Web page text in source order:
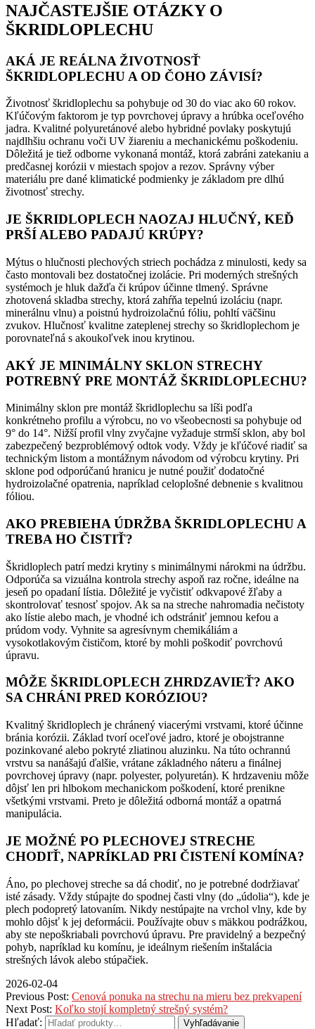
NAJČASTEJŠIE OTÁZKY O
ŠKRIDLOPLECHU
AKÁ JE REÁLNA ŽIVOTNOSŤ
ŠKRIDLOPLECHU A OD ČOHO ZÁVISÍ?
Životnosť škridloplechu sa pohybuje od 30 do viac ako 60 rokov.
Kľúčovým faktorom je typ povrchovej úpravy a hrúbka oceľového
jadra. Kvalitné polyuretánové alebo hybridné povlaky poskytujú
najdlhšiu ochranu voči UV žiareniu a mechanickému poškodeniu.
Dôležitá je tiež odborne vykonaná montáž, ktorá zabráni zatekaniu a
predčasnej korózii v miestach spojov a rezov. Správny výber
materiálu pre dané klimatické podmienky je základom pre dlhú
životnosť strechy.
JE ŠKRIDLOPLECH NAOZAJ HLUČNÝ, KEĎ
PRŠÍ ALEBO PADAJÚ KRÚPY?
Mýtus o hlučnosti plechových striech pochádza z minulosti, kedy sa
často montovali bez dostatočnej izolácie. Pri moderných strešných
systémoch je hluk dažďa či krúpov účinne tlmený. Správne
zhotovená skladba strechy, ktorá zahŕňa tepelnú izoláciu (napr.
minerálnu vlnu) a poistnú hydroizolačnú fóliu, pohltí väčšinu
zvukov. Hlučnosť kvalitne zateplenej strechy so škridloplechom je
porovnateľná s akoukoľvek inou krytinou.
AKÝ JE MINIMÁLNY SKLON STRECHY
POTREBNÝ PRE MONTÁŽ ŠKRIDLOPLECHU?
Minimálny sklon pre montáž škridloplechu sa líši podľa
konkrétneho profilu a výrobcu, no vo všeobecnosti sa pohybuje od
9° do 14°. Nižší profil vlny zvyčajne vyžaduje strmší sklon, aby bol
zabezpečený bezproblémový odtok vody. Vždy je kľúčové riadiť sa
technickým listom a montážnym návodom od výrobcu krytiny. Pri
sklone pod odporúčanú hranicu je nutné použiť dodatočné
hydroizolačné opatrenia, napríklad celoplošné debnenie s kvalitnou
fóliou.
AKO PREBIEHA ÚDRŽBA ŠKRIDLOPLECHU A
TREBA HO ČISTIŤ?
Škridloplech patrí medzi krytiny s minimálnymi nárokmi na údržbu.
Odporúča sa vizuálna kontrola strechy aspoň raz ročne, ideálne na
jeseň po opadaní lístia. Dôležité je vyčistiť odkvapové žľaby a
skontrolovať tesnosť spojov. Ak sa na streche nahromadia nečistoty
ako lístie alebo mach, je vhodné ich odstrániť jemnou kefou a
prúdom vody. Vyhnite sa agresívnym chemikáliám a
vysokotlakovým čističom, ktoré by mohli poškodiť povrchovú
úpravu.
MÔŽE ŠKRIDLOPLECH ZHRDZAVIEŤ? AKO
SA CHRÁNI PRED KORÓZIOU?
Kvalitný škridloplech je chránený viacerými vrstvami, ktoré účinne
bránia korózii. Základ tvorí oceľové jadro, ktoré je obojstranne
pozinkované alebo pokryté zliatinou aluzinku. Na túto ochrannú
vrstvu sa nanášajú ďalšie, vrátane základného náteru a finálnej
povrchovej úpravy (napr. polyester, polyuretán). K hrdzaveniu môže
dôjsť len pri hlbokom mechanickom poškodení, ktoré prenikne
všetkými vrstvami. Preto je dôležitá odborná montáž a opatrná
manipulácia.
JE MOŽNÉ PO PLECHOVEJ STRECHE
CHODIŤ, NAPRÍKLAD PRI ČISTENÍ KOMÍNA?
Áno, po plechovej streche sa dá chodiť, no je potrebné dodržiavať
isté zásady. Vždy stúpajte do spodnej časti vlny (do „údolia“), kde je
plech podopretý latovaním. Nikdy nestúpajte na vrchol vlny, kde by
mohlo dôjsť k jej deformácii. Používajte obuv s mäkkou podrážkou,
aby ste nepoškriabali povrchovú úpravu. Pre pravidelný a bezpečný
pohyb, napríklad ku komínu, je ideálnym riešením inštalácia
strešných lávok alebo stúpačiek.
2026-02-04
Previous Post: Cenová ponuka na strechu na mieru bez prekvapení
Next Post: Koľko stojí kompletný strešný systém?
Hľadať:
Vyhľadávanie